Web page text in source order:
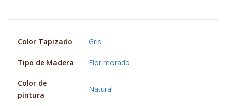
Color Tapizado Gris
Tipo de Madera Flor morado
Color de
pintura
Natural